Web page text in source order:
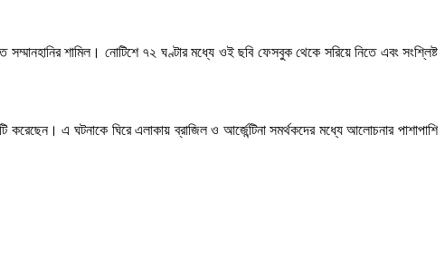
শামিল। নোটিশে ৭২ ঘণ্টার মধ্যে ওই ছবি ফেসবুক থেকে সরিয়ে নিতে এবং সংশ্লিষ্ট
এ ঘটনাকে ঘিরে এলাকায় ব্রাজিল ও আর্জেন্টিনা সমর্থকদের মধ্যে আলোচনার পাশাপাশি